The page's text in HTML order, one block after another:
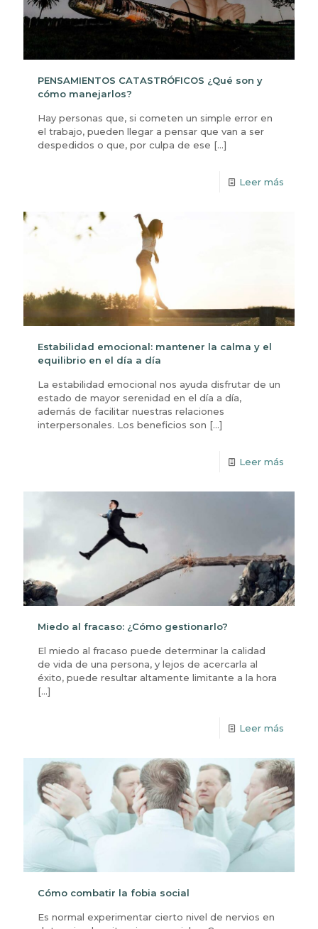
PENSAMIENTOS CATASTRÓFICOS ¿Qué son y
cómo manejarlos?
Hay personas que, si cometen un simple error en
el trabajo, pueden llegar a pensar que van a ser
despedidos o que, por culpa de ese […]
Leer más
Estabilidad emocional: mantener la calma y el
equilibrio en el día a día
La estabilidad emocional nos ayuda disfrutar de un
estado de mayor serenidad en el día a día,
además de facilitar nuestras relaciones
interpersonales. Los beneficios son […]
Leer más
Miedo al fracaso: ¿Cómo gestionarlo?
El miedo al fracaso puede determinar la calidad
de vida de una persona, y lejos de acercarla al
éxito, puede resultar altamente limitante a la hora
[…]
Leer más
Cómo combatir la fobia social
Es normal experimentar cierto nivel de nervios en